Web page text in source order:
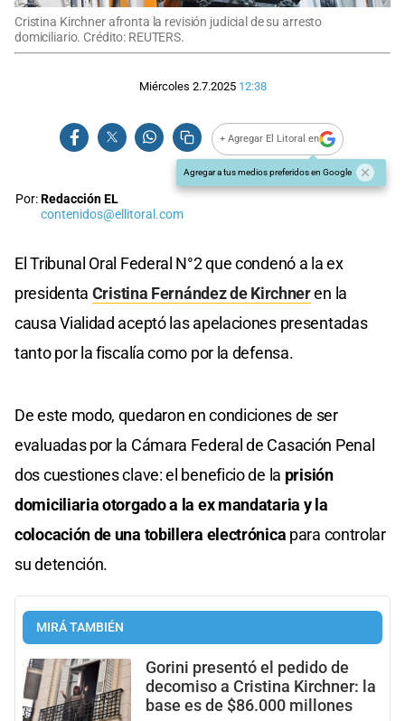
Cristina Kirchner afronta la revisión judicial de su arresto
domiciliario. Crédito: REUTERS.
Miércoles 2.7.2025 12:38
+ Agregar El Litoral en
Agregar a tus medios preferidos en Google
Por:Redacción EL
contenidos@ellitoral.com
El Tribunal Oral Federal N°2 que condenó a la ex
presidenta Cristina Fernández de Kirchneren la
causa Vialidad aceptó las apelaciones presentadas
tanto por la fiscalía como por la defensa.
De este modo, quedaron en condiciones de ser
evaluadas por la Cámara Federal de Casación Penal
dos cuestiones clave: el beneficio de la prisión
domiciliaria otorgado a la ex mandataria y la
colocación de una tobillera electrónica para controlar
su detención.
MIRÁ TAMBIÉN
Gorini presentó el pedido de
decomiso a Cristina Kirchner: la
base es de $86.000 millones